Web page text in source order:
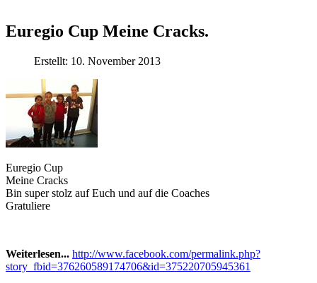
Euregio Cup Meine Cracks.
Erstellt: 10. November 2013
Euregio Cup
Meine Cracks
Bin super stolz auf Euch und auf die Coaches
Gratuliere
Weiterlesen... http://www.facebook.com/permalink.php?
story_fbid=376260589174706&id=375220705945361